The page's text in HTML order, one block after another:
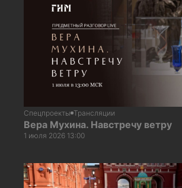
Спецпроекты Трансляции
Вера Мухина. Навстречу ветру
1 июля 2026 13:00